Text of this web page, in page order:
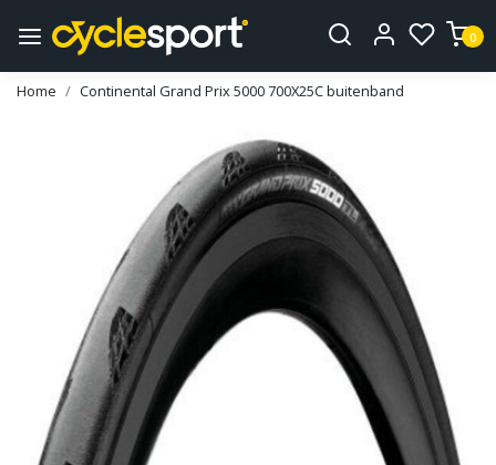
0
Home Continental Grand Prix 5000 700X25C buitenband